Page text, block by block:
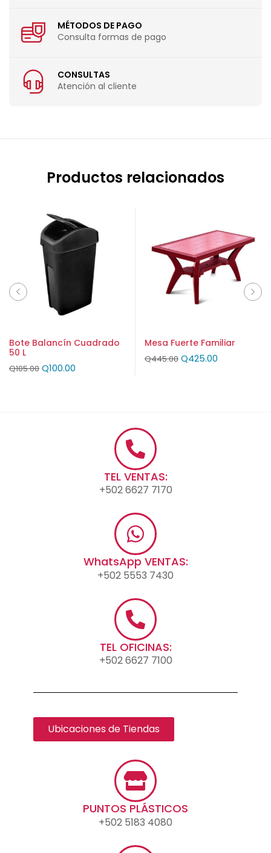
MÉTODOS DE PAGO
Consulta formas de pago
CONSULTAS
Atención al cliente
Productos relacionados
Bote Balancín Cuadrado
50 L
Q105.00 Q100.00
Mesa Fuerte Familiar
Q445.00 Q425.00
TEL VENTAS:
+502 6627 7170
WhatsApp VENTAS:
+502 5553 7430
TEL OFICINAS:
+502 6627 7100
Ubicaciones de Tiendas
PUNTOS PLÁSTICOS
+502 5183 4080